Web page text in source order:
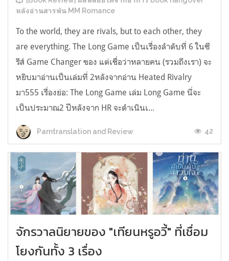
หลังอ่านสารพัน MM Romance
To the world, they are rivals, but to each other, they
are everything. The Long Game เป็นเรื่องลำดับที่ 6 ในซี
รีส์ Game Changer ของ แต่เชื่อว่าหลายคน (รวมถึงเรา) จะ
หยิบมาอ่านเป็นเล่มที่ 2หลังจากอ่าน Heated Rivalry
มา555 เรื่องย่อ: The Long Game เล่ม Long Game นี่จะ
เป็นประมาณ2 ปีหลังจาก HR จะดำเนินเ...
Parntranslation and Review 42
จักรวาลนิยายของ "เทียนหรูอวี้" ที่เชื่อม
โยงกันทั้ง 3 เรื่อง